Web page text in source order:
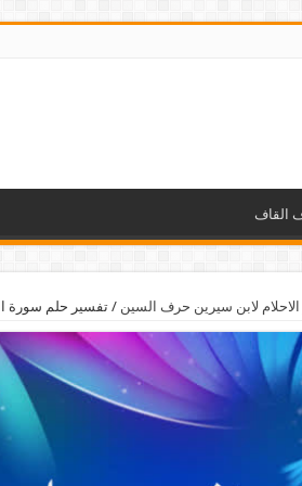
القاف
لابن سيرين حرف السين / تفسير حلم سورة